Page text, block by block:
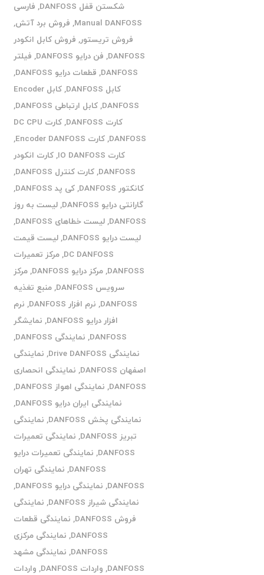
شکستن قفل DANFOSS
, فارسی
Manual DANFOSS
, فروش برد آتش,
فروش تریستور, فروش کابل انکودر
DANFOSS
, فن درایو DANFOSS , فیلتر
DANFOSS
, قطعات درایو DANFOSS
,
کابل DANFOSS
,
کابل Encoder
DANFOSS
,کابل ارتباطی DANFOSS
,
کارت DANFOSS
,
کارت DC CPU
DANFOSS
,کارت Encoder DANFOSS
,
کارت IO DANFOSS
,کارت انکودر
DANFOSS
,کارت کنترل DANFOSS
,
کانکتور DANFOSS
,کی پد DANFOSS
,
گارانتی درایو DANFOSS
,لیست به روز
DANFOSS
,لیست خطاهای DANFOSS
,
لیست درایو DANFOSS
,لیست قیمت
DC DANFOSS
,مرکز تعمیرات
DANFOSS
,مرکز درایو DANFOSS ,مرکز
سرویس DANFOSS
,منبع تغذیه
DANFOSS
, نرم افزار DANFOSS , نرم
افزار درایو DANFOSS
, نمایشگر
DANFOSS
, نمایندگی DANFOSS
,
نمایندگی Drive DANFOSS
, نمایندگی
اصفهان DANFOSS
, نمایندگی انحصاری
DANFOSS
, نمایندگی اهواز DANFOSS
,
نمایندگی ایران درایو DANFOSS
,
نمایندگی پخش DANFOSS
, نمایندگی
تبریز DANFOSS
, نمایندگی تعمیرات
DANFOSS
, نمایندگی تعمیرات درایو
DANFOSS
, نمایندگی تهران
DANFOSS
, نمایندگی درایو DANFOSS
,
نمایندگی شیراز DANFOSS
, نمایندگی
فروش DANFOSS
, نمایندگی قطعات
DANFOSS
, نمایندگی مرکزی
DANFOSS
, نمایندگی مشهد
DANFOSS
, واردات DANFOSS , واردات